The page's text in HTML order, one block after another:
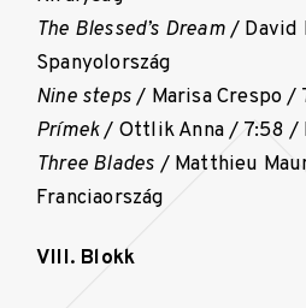
The Blessed’s Dream/ David
Spanyolország
Nine steps/ Marisa Crespo /
Prímek/ Ottlik Anna / 7:58 /
Three Blades / Matthieu
Franciaország
VIII. Blokk